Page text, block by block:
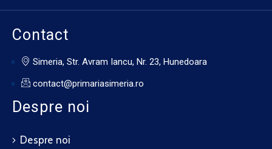
Contact
Simeria, Str. Avram Iancu, Nr. 23, Hunedoara
contact@primariasimeria.ro
Despre noi
Despre noi